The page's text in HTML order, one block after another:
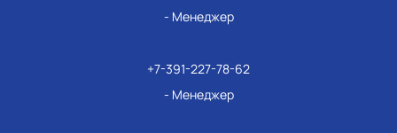
- Менеджер
+7-391-227-78-62
- Менеджер